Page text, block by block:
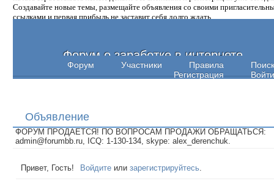
Создавайте новые темы, размещайте объявления со своими
ссылками и первая прибыль не заставит себя долго ждать.
Форум о заработке в интернете
Форум Участники Правила
Поиск
Регистрация
Войти
Объявление
ФОРУМ ПРОДАЕТСЯ! ПО ВОПРОСАМ ПРОДАЖИ ОБРАЩАТЬСЯ:
admin@forumbb.ru, ICQ: 1-130-134, skype: alex_derenchuk.
Привет, Гость! Войдите илизарегистрируйтесь